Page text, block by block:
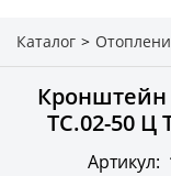
Каталог >
Кронштейн
ТС.02-50 Ц
Артикул: